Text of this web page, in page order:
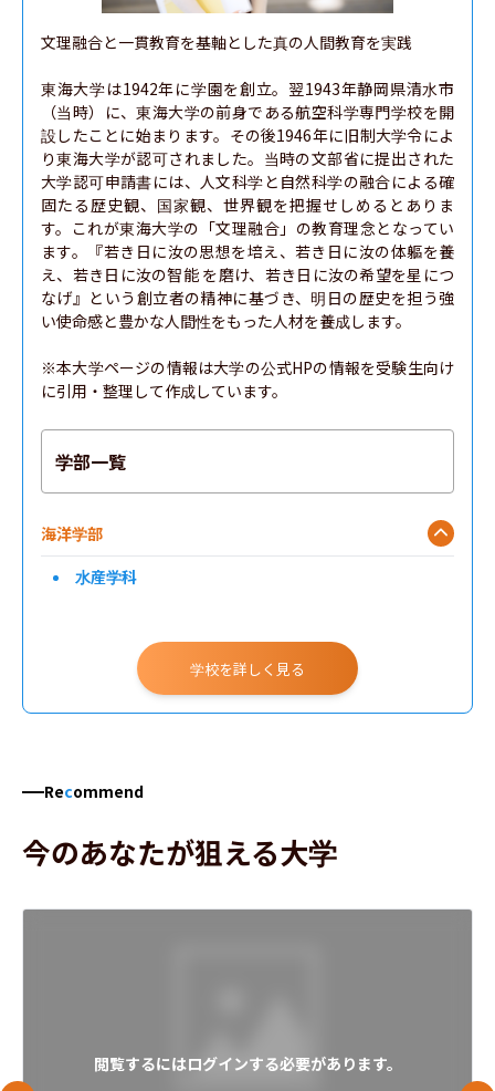
文理融合と一貫教育を基軸とした真の人間教育を実践
東海大学は1942年に学園を創立。翌1943年静岡県清水市
（当時）に、東海大学の前身である航空科学専門学校を開
設したことに始まります。その後1946年に旧制大学令によ
り東海大学が認可されました。当時の文部省に提出された
大学認可申請書には、人文科学と自然科学の融合による確
固たる歴史観、国家観、世界観を把握せしめるとありま
す。これが東海大学の「文理融合」の教育理念となってい
ます。『若き日に汝の思想を培え、若き日に汝の体軀を養
え、若き日に汝の智能 を磨け、若き日に汝の希望を星につ
なげ』という創立者の精神に基づき、明日の歴史を担う強
い使命感と豊かな人間性をもった人材を養成します。
※本大学ページの情報は大学の公式HPの情報を受験生向け
に引用・整理して作成しています。
学部一覧
海洋学部
水産学科
学校を詳しく見る
Recommend
今のあなたが狙える大学
閲覧するにはログインする必要があります。